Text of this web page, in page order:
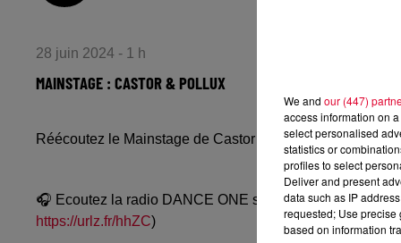
28 juin 2024 - 1 h
MAINSTAGE : CASTOR & POLLUX
Réécoutez le Mainstage de Castor & Pollux du mardi 25
🎧 Ecoutez la radio DANCE ONE sur www.danceone.fr,
https://urlz.fr/hhZC)
We and our (447)
access information on
select personalised
statistics or
profiles to select
Deliver and present
data such as IP
requested; Use precise
based on information